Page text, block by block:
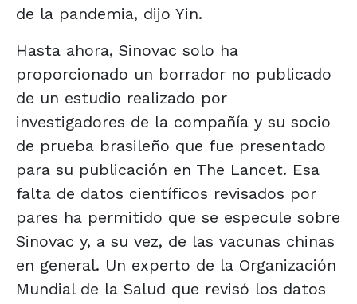
de la pandemia, dijo Yin.
Hasta ahora, Sinovac solo ha
proporcionado un borrador no publicado
de un estudio realizado por
investigadores de la compañía y su socio
de prueba brasileño que fue presentado
para su publicación en The Lancet. Esa
falta de datos científicos revisados por
pares ha permitido que se especule sobre
Sinovac y, a su vez, de las vacunas chinas
en general. Un experto de la Organización
Mundial de la Salud que revisó los datos